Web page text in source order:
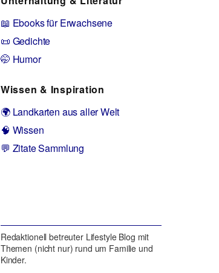
📖 Ebooks für Erwachsene
📜 Gedichte
🤭 Humor
Wissen & Inspiration
🌍 Landkarten aus aller Welt
🧠 Wissen
💬 Zitate Sammlung
Redaktionell betreuter Lifestyle Blog mit
Themen (nicht nur) rund um Familie und
Kinder.